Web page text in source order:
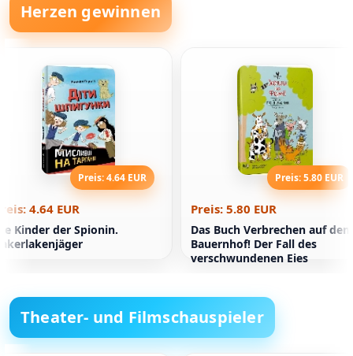
Herzen gewinnen
Preis: 4.64 EUR
4.64 EUR
Kinder der Spionin.
Preis: 5.80 EUR
Preis: 5.80 EUR
Das Buch Verbrechen auf dem
Bauernhof! Der Fall des
verschwundenen Eies
Theater- und Filmschauspieler